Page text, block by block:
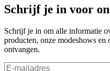
Schrijf je in voor
Schrijf je in om alle informatie
producten, onze modeshows en
ontvangen.